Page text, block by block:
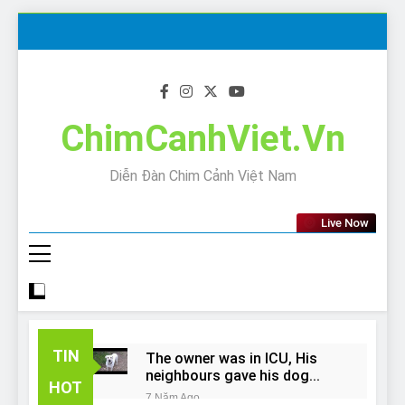
ChimCanhViet.Vn
Diễn Đàn Chim Cảnh Việt Nam
Live Now
TIN
HOT
The owner was in ICU, His
neighbours gave his dog
away!
7 Năm Ago